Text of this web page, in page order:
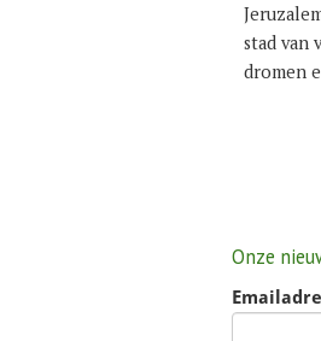
stad van
dromen
Onze